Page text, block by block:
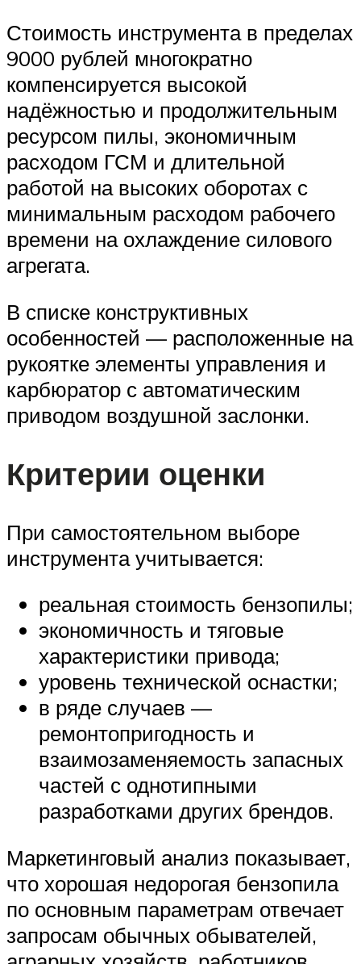
Стоимость инструмента в пределах
9000 рублей многократно
компенсируется высокой
надёжностью и продолжительным
ресурсом пилы, экономичным
расходом ГСМ и длительной
работой на высоких оборотах с
минимальным расходом рабочего
времени на охлаждение силового
агрегата.
В списке конструктивных
особенностей — расположенные на
рукоятке элементы управления и
карбюратор с автоматическим
приводом воздушной заслонки.
Критерии оценки
При самостоятельном выборе
инструмента учитывается:
реальная стоимость бензопилы;
экономичность и тяговые
характеристики привода;
уровень технической оснастки;
в ряде случаев —
ремонтопригодность и
взаимозаменяемость запасных
частей с однотипными
разработками других брендов.
Маркетинговый анализ показывает,
что хорошая недорогая бензопила
по основным параметрам отвечает
запросам обычных обывателей,